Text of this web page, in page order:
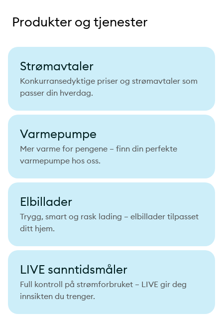
Produkter og tjenester
Strømavtaler
Konkurransedyktige priser og strømavtaler som
passer din hverdag.
Varmepumpe
Mer varme for pengene – finn din perfekte
varmepumpe hos oss.
Elbillader
Trygg, smart og rask lading – elbillader tilpasset
ditt hjem.
LIVE sanntidsmåler
Full kontroll på strømforbruket – LIVE gir deg
innsikten du trenger.